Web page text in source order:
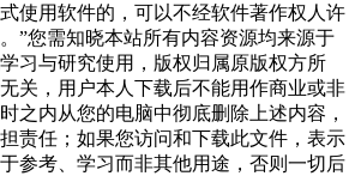
使用软件的，可以不经软件著作权人许
”您需知晓本站所有内容资源均来源于
习与研究使用，版权归属原版权方所
关，用户本人下载后不能用作商业或非
之内从您的电脑中彻底删除上述内容，
责任；如果您访问和下载此文件，表示
参考、学习而非其他用途，否则一切后